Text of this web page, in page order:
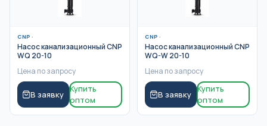
CNP ·
Насос канализационный CNP
WQ 20-10
Цена по запросу
В заявку
Купить
оптом
CNP ·
Насос канализационный CNP
WQ-W 20-10
Цена по запросу
В заявку
Купить
оптом